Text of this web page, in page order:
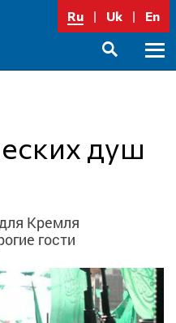
Ru Uk En
душ
Кремля
гости